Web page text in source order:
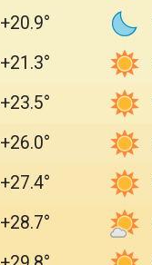
+20.9
+21.3
+23.5
+26.0
+27.4
+28.7